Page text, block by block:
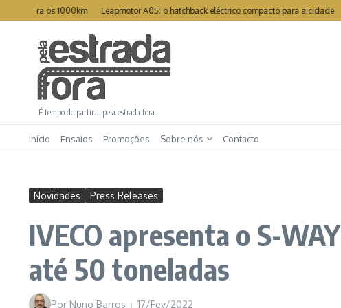
Ir para o conteúdo
os 1000km Leapmotor A05: o hatchback eléctrico compacto para a cidade
É tempo de partir… pela estrada fora.
Início Ensaios Promoções Sobre nós Contacto
Novidades Press Releases
IVECO apresenta o S-
até 50 toneladas
Por Nuno Barros 17/Fev/2022